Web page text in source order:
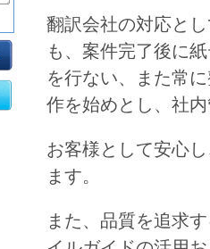
翻訳会社の対応と
も、案件完了後に
を行ない、また常
作を始めとし、社
お客様として安心
ます。
また、品質を追求